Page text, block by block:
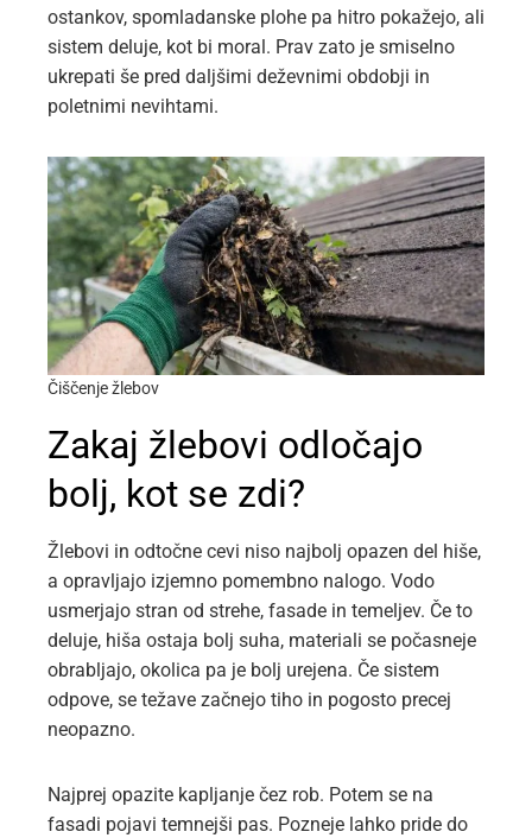
ostankov, spomladanske plohe pa hitro pokažejo, ali
sistem deluje, kot bi moral. Prav zato je smiselno
ukrepati še pred daljšimi deževnimi obdobji in
poletnimi nevihtami.
Čiščenje žlebov
Zakaj žlebovi odločajo
bolj, kot se zdi?
Žlebovi in odtočne cevi niso najbolj opazen del hiše,
a opravljajo izjemno pomembno nalogo. Vodo
usmerjajo stran od strehe, fasade in temeljev. Če to
deluje, hiša ostaja bolj suha, materiali se počasneje
obrabljajo, okolica pa je bolj urejena. Če sistem
odpove, se težave začnejo tiho in pogosto precej
neopazno.
Najprej opazite kapljanje čez rob. Potem se na
fasadi pojavi temnejši pas. Pozneje lahko pride do